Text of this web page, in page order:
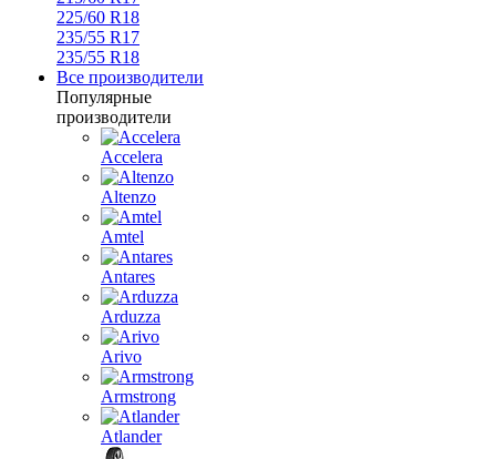
225/60 R18
235/55 R17
235/55 R18
Все производители
Популярные
производители
Accelera
Altenzo
Amtel
Antares
Arduzza
Arivo
Armstrong
Atlander